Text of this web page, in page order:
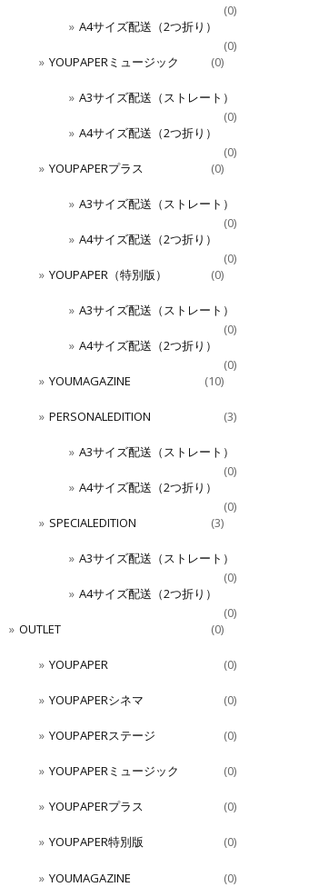
(0)
A4サイズ配送（2つ折り）
(0)
YOUPAPERミュージック
(0)
A3サイズ配送（ストレート）
(0)
A4サイズ配送（2つ折り）
(0)
YOUPAPERプラス
(0)
A3サイズ配送（ストレート）
(0)
A4サイズ配送（2つ折り）
(0)
YOUPAPER（特別版）
(0)
A3サイズ配送（ストレート）
(0)
A4サイズ配送（2つ折り）
(0)
YOUMAGAZINE
(10)
PERSONALEDITION (3)
A3サイズ配送（ストレート）
(0)
A4サイズ配送（2つ折り）
(0)
SPECIALEDITION
(3)
A3サイズ配送（ストレート）
(0)
A4サイズ配送（2つ折り）
(0)
OUTLET
(0)
YOUPAPER (0)
YOUPAPERシネマ (0)
YOUPAPERステージ (0)
YOUPAPERミュージック (0)
YOUPAPERプラス (0)
YOUPAPER特別版 (0)
YOUMAGAZINE (0)